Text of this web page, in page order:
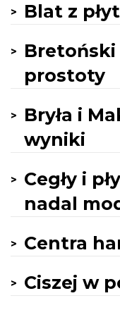
Blat z
Bretoński
prostoty
Bryła i
wyniki
Cegły i
nadal
Centra
Ciszej w